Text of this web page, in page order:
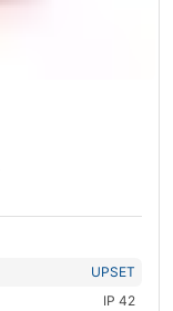
UPSET
IP 42